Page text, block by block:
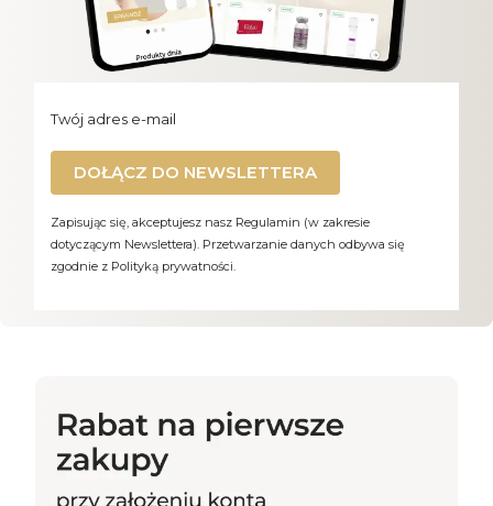
Twój adres e-mail
DOŁĄCZ DO NEWSLETTERA
Zapisując się, akceptujesz nasz Regulamin (w zakresie
dotyczącym Newslettera). Przetwarzanie danych odbywa się
zgodnie z Polityką prywatności.